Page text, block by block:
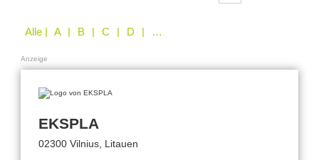
Alle | A | B | C | D | E | F | G | H | I | J | L | M | N | O | P | S | T | V | W | X | Y | Z
Anzeige
EKSPLA
02300 Vilnius, Litauen